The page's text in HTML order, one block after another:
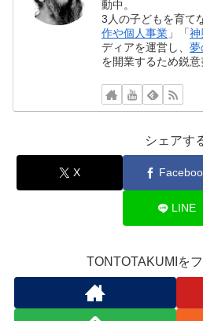
動中。
3人の子どもを育て
作や個人事業 」「神
ディアを運営し、夢
を開業するため鋭意
シェアす
X
LINE
TONTOTAKUMIを